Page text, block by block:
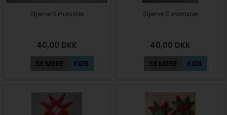
Stjerne B mønster
40,00 DKK
SE MERE KØB
Stjerne C mønster
40,00 DKK
SE MERE KØB